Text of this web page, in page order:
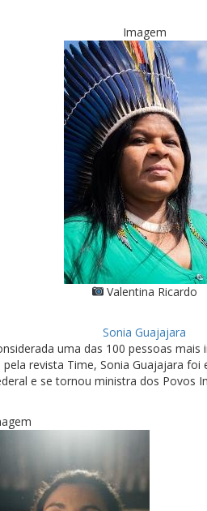
Imagem
Valentina Ricardo
Sonia Guajajara
uma das 100 pessoas mais
pela revista Time, Sonia Guajajara foi
e se tornou ministra dos Povos